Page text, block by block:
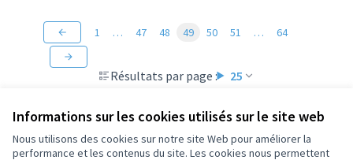
Informations sur les cookies utilisés sur le site web
Nous utilisons des cookies sur notre site Web pour améliorer la
performance et les contenus du site. Les cookies nous permettent
Résultats par page : 25
1 … 47 48 49 50 51 … 64
Conditions d'utilisation